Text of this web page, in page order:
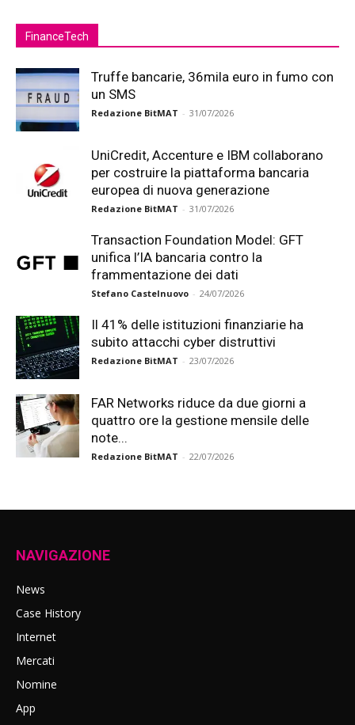
FinanceTech
Truffe bancarie, 36mila euro in fumo con
un SMS
Redazione BitMAT - 31/07/2026
UniCredit, Accenture e IBM collaborano
per costruire la piattaforma bancaria
europea di nuova generazione
Redazione BitMAT - 31/07/2026
Transaction Foundation Model: GFT
unifica l’IA bancaria contro la
frammentazione dei dati
Stefano Castelnuovo - 24/07/2026
Il 41% delle istituzioni finanziarie ha
subito attacchi cyber distruttivi
Redazione BitMAT - 23/07/2026
FAR Networks riduce da due giorni a
quattro ore la gestione mensile delle
note...
Redazione BitMAT - 22/07/2026
NAVIGAZIONE
News
Case History
Internet
Mercati
Nomine
App